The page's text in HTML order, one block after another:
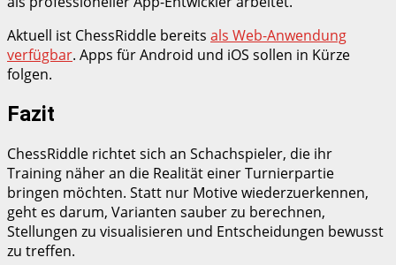
Aktuell ist ChessRiddle bereits als Web-Anwendung
verfügbar. Apps für Android und iOS sollen in Kürze
folgen.
Fazit
ChessRiddle richtet sich an Schachspieler, die ihr
Training näher an die Realität einer Turnierpartie
bringen möchten. Statt nur Motive wiederzuerkennen,
geht es darum, Varianten sauber zu berechnen,
Stellungen zu visualisieren und Entscheidungen bewusst
zu treffen.